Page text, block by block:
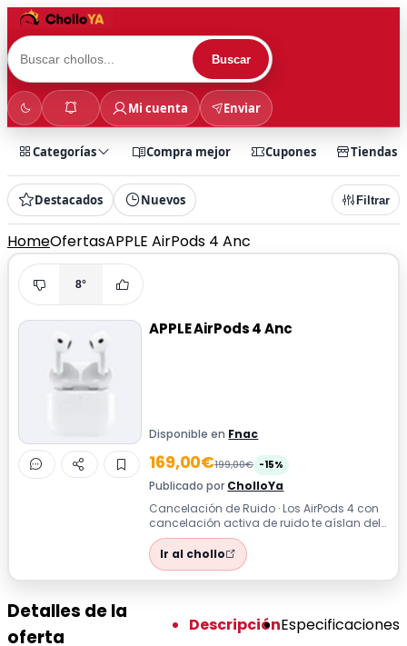
Buscar
Mi cuenta Enviar
Categorías Compra mejor Cupones Tiendas
Destacados Nuevos Filtrar
HomeOfertasAPPLE AirPods 4 Anc
8°
APPLE AirPods 4 Anc
Disponible en Fnac
169,00€199,00€ -15%
Publicado por CholloYa
Cancelación de Ruido · Los AirPods 4 con
cancelación activa de ruido te aíslan del
ruido exterior para centrarte en t...
Ir al chollo
Detalles de la
oferta
DescripciónEspecificaciones